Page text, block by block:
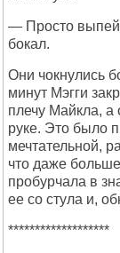
— Просто
бокал.
Они чокнулись
минут Мэгги
плечу Майкла,
руке. Это было
мечтательной,
что даже
пробурчала в
ее со стула и,
*******************